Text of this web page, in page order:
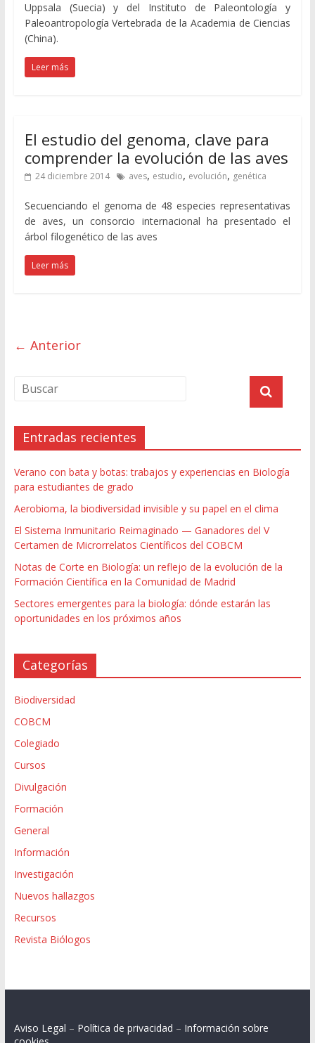
Uppsala (Suecia) y del Instituto de Paleontología y
Paleoantropología Vertebrada de la Academia de Ciencias
(China).
Leer más
El estudio del genoma, clave para
comprender la evolución de las aves
24 diciembre 2014 aves, estudio, evolución, genética
Secuenciando el genoma de 48 especies representativas
de aves, un consorcio internacional ha presentado el
árbol filogenético de las aves
Leer más
← Anterior
Entradas recientes
Verano con bata y botas: trabajos y experiencias en Biología
para estudiantes de grado
Aerobioma, la biodiversidad invisible y su papel en el clima
El Sistema Inmunitario Reimaginado — Ganadores del V
Certamen de Microrrelatos Científicos del COBCM
Notas de Corte en Biología: un reflejo de la evolución de la
Formación Científica en la Comunidad de Madrid
Sectores emergentes para la biología: dónde estarán las
oportunidades en los próximos años
Categorías
Biodiversidad
COBCM
Colegiado
Cursos
Divulgación
Formación
General
Información
Investigación
Nuevos hallazgos
Recursos
Revista Biólogos
Aviso Legal – Política de privacidad – Información sobre